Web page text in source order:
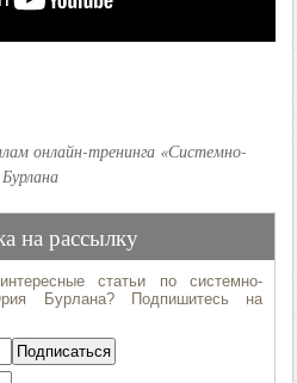
онлайн-тренинга «Системно-